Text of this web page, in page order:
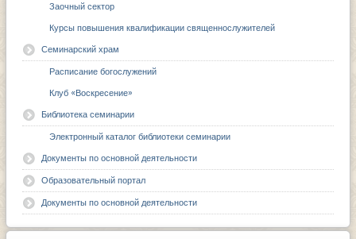
Заочный сектор
Курсы повышения квалификации священнослужителей
Семинарский храм
Расписание богослужений
Клуб «Воскресение»
Библиотека семинарии
Электронный каталог библиотеки семинарии
Документы по основной деятельности
Образовательный портал
Документы по основной деятельности